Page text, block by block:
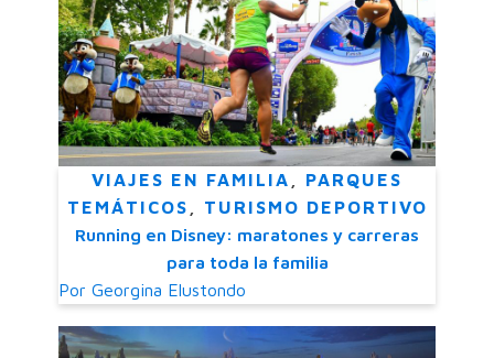
VIAJES EN FAMILIA
PARQUES
TEMÁTICOS
TURISMO DEPORTIVO
Running en Disney: maratones y carreras
para toda la familia
Por Georgina Elustondo